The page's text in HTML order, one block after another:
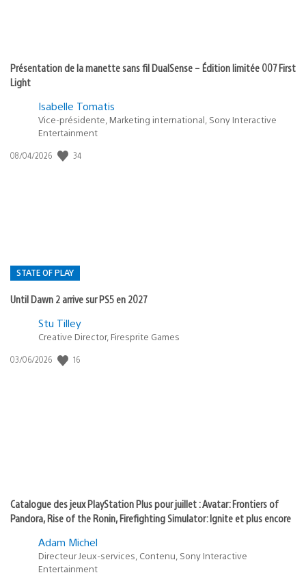
Présentation de la manette sans fil DualSense – Édition limitée 007 First
Light
Isabelle Tomatis
Vice-présidente, Marketing international, Sony Interactive
Entertainment
Date
08/04/2026 34
STATE OF PLAY
Until Dawn 2 arrive sur PS5 en 2027
Postée
:
Stu Tilley
Creative Director, Firesprite Games
Date
03/06/2026 16
Catalogue des jeux PlayStation Plus pour juillet : Avatar: Frontiers of
Pandora, Rise of the Ronin, Firefighting Simulator: Ignite et plus encore
Adam Michel
Directeur Jeux-services, Contenu, Sony Interactive
Entertainment